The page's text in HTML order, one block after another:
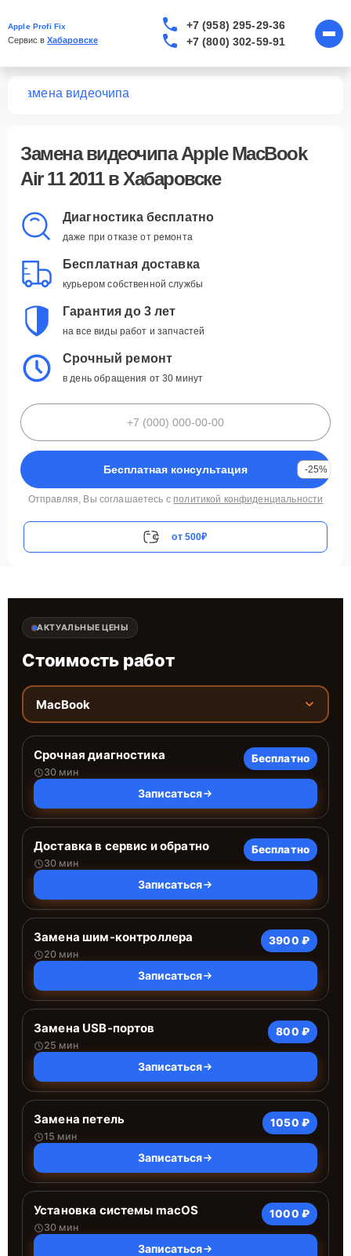
Apple Profi Fix
Сервис в Хабаровске
+7 (958) 295-29-36
+7 (800) 302-59-91
Замена видеочипа
Замена видеочипа Apple MacBook
Air 11 2011 в Хабаровске
Диагностика бесплатно
даже при отказе от ремонта
Бесплатная доставка
курьером собственной службы
Гарантия до 3 лет
на все виды работ и запчастей
Срочный ремонт
в день обращения от 30 минут
Бесплатная консультация -25%
Отправляя, Вы соглашаетесь с политикой конфиденциальности
от 500₽
АКТУАЛЬНЫЕ ЦЕНЫ
Стоимость работ
MacBook
Срочная диагностика
30 мин
Бесплатно
Записаться
Доставка в сервис и обратно
30 мин
Бесплатно
Записаться
Замена шим-контроллера
20 мин
3900 ₽
Записаться
Замена USB-портов
25 мин
800 ₽
Записаться
Замена петель
15 мин
1050 ₽
Записаться
Установка системы macOS
30 мин
1000 ₽
Записаться